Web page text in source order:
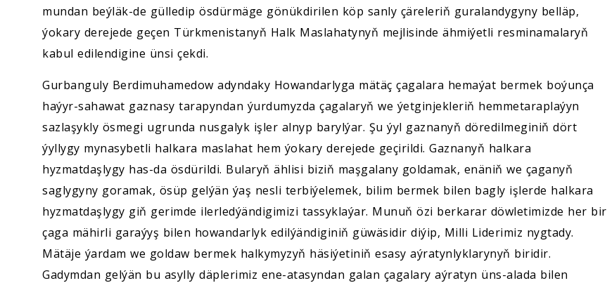
mundan beýläk-de gülledip ösdürmäge gönükdirilen köp sanly çäreleriň guralandygyny belläp,
ýokary derejede geçen Türkmenistanyň Halk Maslahatynyň mejlisinde ähmiýetli resminamalaryň
kabul edilendigine ünsi çekdi.
Gurbanguly Berdimuhamedow adyndaky Howandarlyga mätäç çagalara hemaýat bermek boýunça
haýyr-sahawat gaznasy tarapyndan ýurdumyzda çagalaryň we ýetginjekleriň hemmetaraplaýyn
sazlaşykly ösmegi ugrunda nusgalyk işler alnyp barylýar. Şu ýyl gaznanyň döredilmeginiň dört
ýyllygy mynasybetli halkara maslahat hem ýokary derejede geçirildi. Gaznanyň halkara
hyzmatdaşlygy has-da ösdürildi. Bularyň ählisi biziň maşgalany goldamak, enäniň we çaganyň
saglygyny goramak, ösüp gelýän ýaş nesli terbiýelemek, bilim bermek bilen bagly işlerde halkara
hyzmatdaşlygy giň gerimde ilerledýändigimizi tassyklaýar. Munuň özi berkarar döwletimizde her bir
çaga mähirli garaýyş bilen howandarlyk edilýändiginiň güwäsidir diýip, Milli Liderimiz nygtady.
Mätäje ýardam we goldaw bermek halkymyzyň häsiýetiniň esasy aýratynlyklarynyň biridir.
Gadymdan gelýän bu asylly däplerimiz ene-atasyndan galan çagalary aýratyn üns-alada bilen